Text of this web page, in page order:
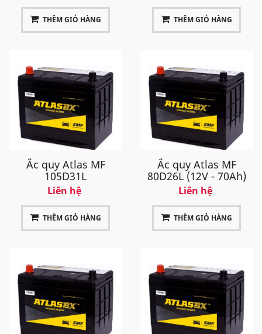
THÊM GIỎ HÀNG THÊM GIỎ HÀNG
Ắc quy Atlas MF
105D31L
Liên hệ
THÊM GIỎ HÀNG
Ắc quy Atlas MF
80D26L (12V - 70Ah)
Liên hệ
THÊM GIỎ HÀNG